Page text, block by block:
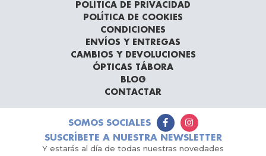
POLÍTICA DE PRIVACIDAD
POLÍTICA DE COOKIES
CONDICIONES
ENVÍOS Y ENTREGAS
CAMBIOS Y DEVOLUCIONES
ÓPTICAS TÁBORA
BLOG
CONTACTAR
SOMOS SOCIALES
SUSCRÍBETE A NUESTRA NEWSLETTER
Y estarás al día de todas nuestras novedades